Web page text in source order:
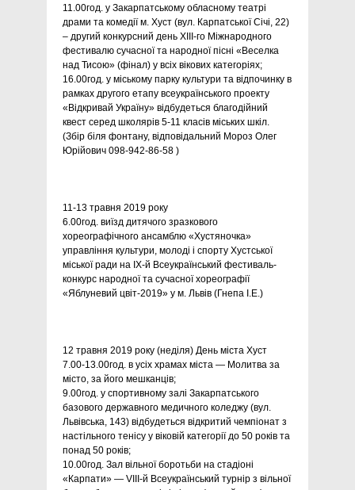
11.00год. у Закарпатському обласному театрі
драми та комедії м. Хуст (вул. Карпатської Січі, 22)
– другий конкурсний день ХІIІ-го Міжнародного
фестивалю сучасної та народної пісні «Веселка
над Тисою» (фінал) у всіх вікових категоріях;
16.00год. у міському парку культури та відпочинку в
рамках другого етапу всеукраїнського проекту
«Відкривай Україну» відбудеться благодійний
квест серед школярів 5-11 класів міських шкіл.
(Збір біля фонтану, відповідальний Мороз Олег
Юрійович 098-942-86-58 )
11-13 травня 2019 року
6.00год. виїзд дитячого зразкового
хореографічного ансамблю «Хустяночка»
управління культури, молоді і спорту Хустської
міської ради на IX-й Всеукраїнський фестиваль-
конкурс народної та сучасної хореографії
«Яблуневий цвіт-2019» у м. Львів (Гнепа І.Е.)
12 травня 2019 року (неділя) День міста Хуст
7.00-13.00год. в усіх храмах міста — Молитва за
місто, за його мешканців;
9.00год. у спортивному залі Закарпатського
базового державного медичного коледжу (вул.
Львівська, 143) відбудеться відкритий чемпіонат з
настільного тенісу у віковій категорії до 50 років та
понад 50 років;
10.00год. Зал вільної боротьби на стадіоні
«Карпати» — VIII-й Всеукраїнський турнір з вільної